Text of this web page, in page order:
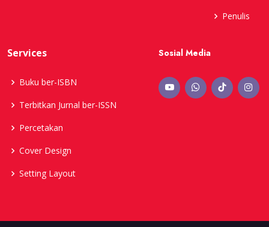
Penulis
Services
Buku ber-ISBN
Terbitkan Jurnal ber-ISSN
Percetakan
Cover Design
Setting Layout
Sosial Media